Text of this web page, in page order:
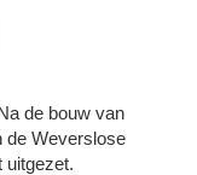
de bouw van
de Weverslose
uitgezet.